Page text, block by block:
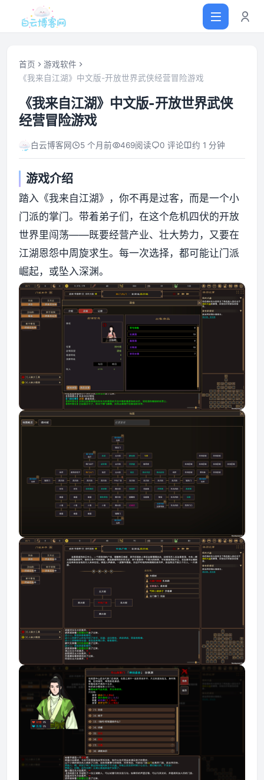
首页
网站源码
软件仓库
主题插件
技术分享
值得一看
资源资讯
首页
游戏软件
《我来自江湖》中文版-开放世界武侠经营冒险游戏
《我来自江湖》中文版-开放世界武侠
经营冒险游戏
白云博客网 5 个月前 469阅读 0 评论 约 1 分钟
游戏介绍
踏入《我来自江湖》，你不再是过客，而是一个小
门派的掌门。带着弟子们，在这个危机四伏的开放
世界里闯荡——既要经营产业、壮大势力，又要在
江湖恩怨中周旋求生。每一次选择，都可能让门派
崛起，或坠入深渊。